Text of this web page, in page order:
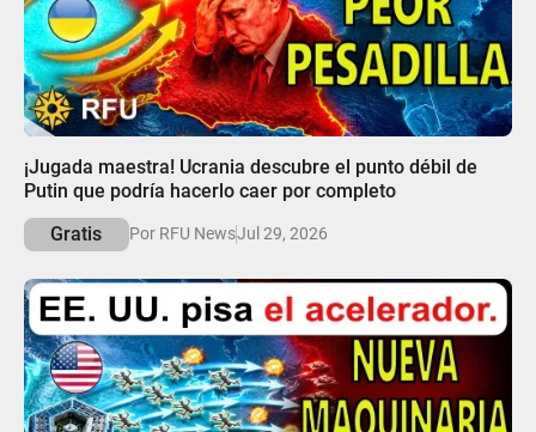
¡Jugada maestra! Ucrania descubre el punto débil de
Putin que podría hacerlo caer por completo
Gratis
Por RFU NewsJul 29, 2026